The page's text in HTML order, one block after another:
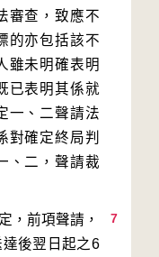
審查，致應不
的亦包括該不
雖未明確表明
已表明其係就
一、二聲請法
對確定終局判
、二，聲請裁
7
後翌日起之6